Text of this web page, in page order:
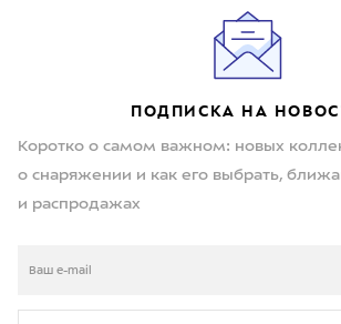
ПОДПИСКА НА
Коротко о самом важном: новых
о снаряжении и как его выбрать,
и распродажах